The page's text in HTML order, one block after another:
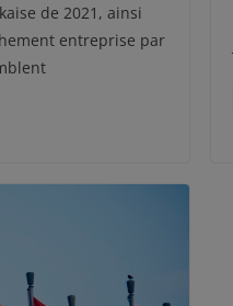
de 2021, ainsi
entreprise par